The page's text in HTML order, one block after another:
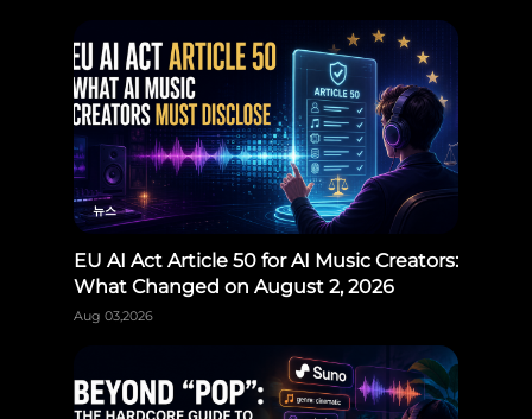
뉴스
EU AI Act Article 50 for AI Music Creators:
What Changed on August 2, 2026
Aug 03,2026